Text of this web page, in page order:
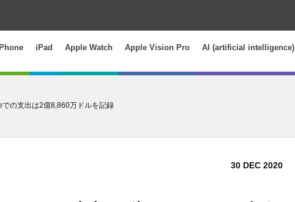
iPad Apple Watch Apple Vision Pro AI (artificial intelligence)
の支出は2億8,860万ドルを記録
30 DEC 2020